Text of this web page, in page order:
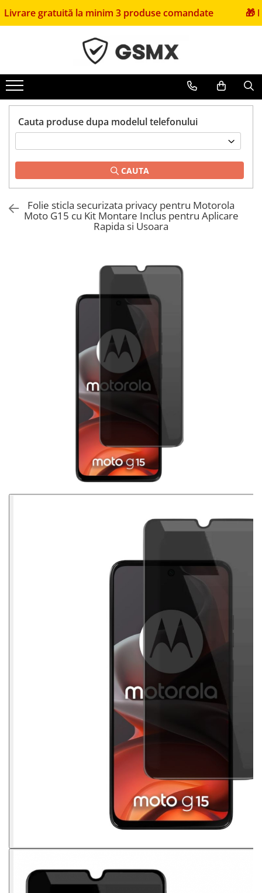
gratuită la minim 3 produse comandate 🎁
Folii Iphone
Folii Xiaomi
Folii Motorola
Folii Oppo
Folii OnePlus
Folii Blackview
Folii Honor
Huse Iphone
Huse Xiaomi
Huse Motorola
Huse Oppo
Huse Nokia
Huse Realme
Huse Vivo
Pachete Promotionale
Pachete Husă + Folie
Pachete 2 Folii de Sticlă
Cauta produse dupa modelul telefonului
CAUTA
Folie sticla securizata privacy pentru Motorola
Moto G15 cu Kit Montare Inclus pentru Aplicare
Rapida si Usoara